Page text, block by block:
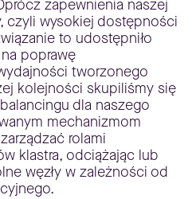
zapewnienia naszej
czyli wysokiej dostępności
to udostępniło
poprawę
tworzonego
kolejności skupiliśmy się
dla naszego
mechanizmom
rolami
klastra, odciążając lub
węzły w zależności od